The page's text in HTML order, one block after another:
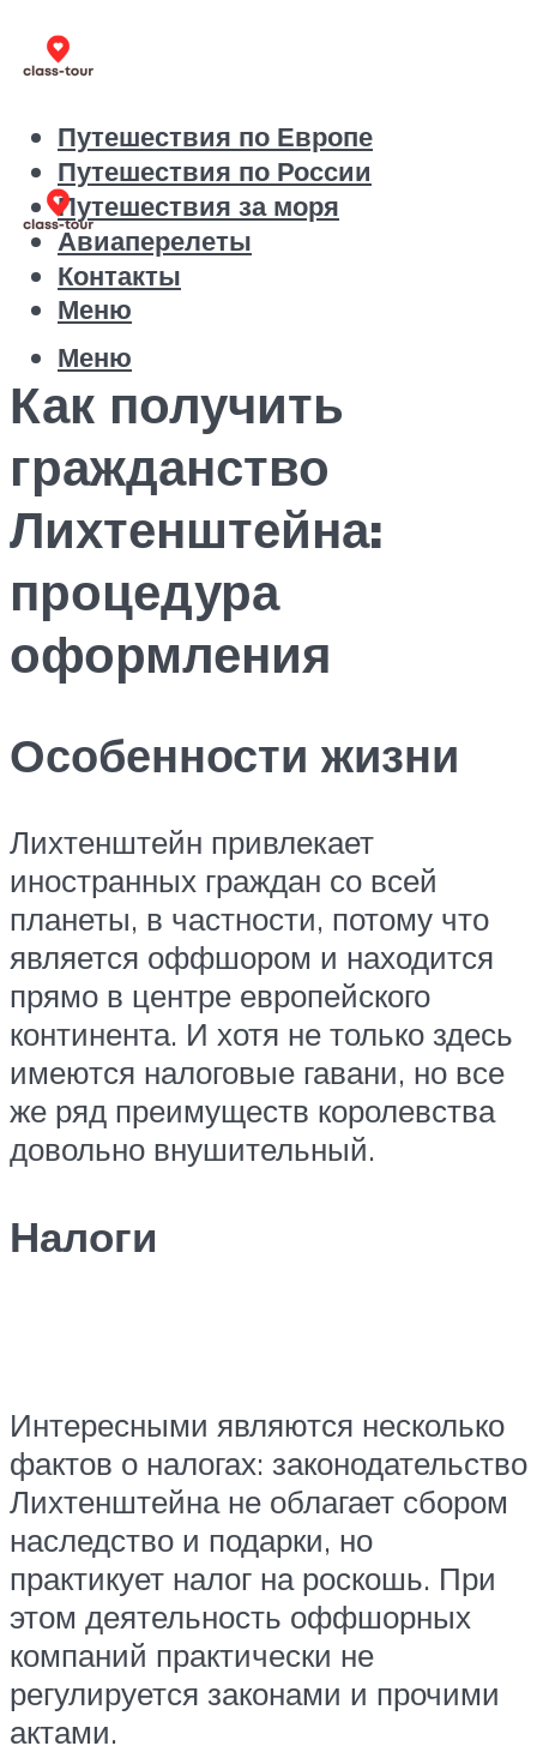
Путешествия по Европе
Путешествия по России
Путешествия за моря
Авиаперелеты
Контакты
Меню
Меню
Как получить
гражданство
Лихтенштейна:
процедура
оформления
Особенности жизни
Лихтенштейн привлекает
иностранных граждан со всей
планеты, в частности, потому что
является оффшором и находится
прямо в центре европейского
континента. И хотя не только здесь
имеются налоговые гавани, но все
же ряд преимуществ королевства
довольно внушительный.
Налоги
Интересными являются несколько
фактов о налогах: законодательство
Лихтенштейна не облагает сбором
наследство и подарки, но
практикует налог на роскошь. При
этом деятельность оффшорных
компаний практически не
регулируется законами и прочими
актами.